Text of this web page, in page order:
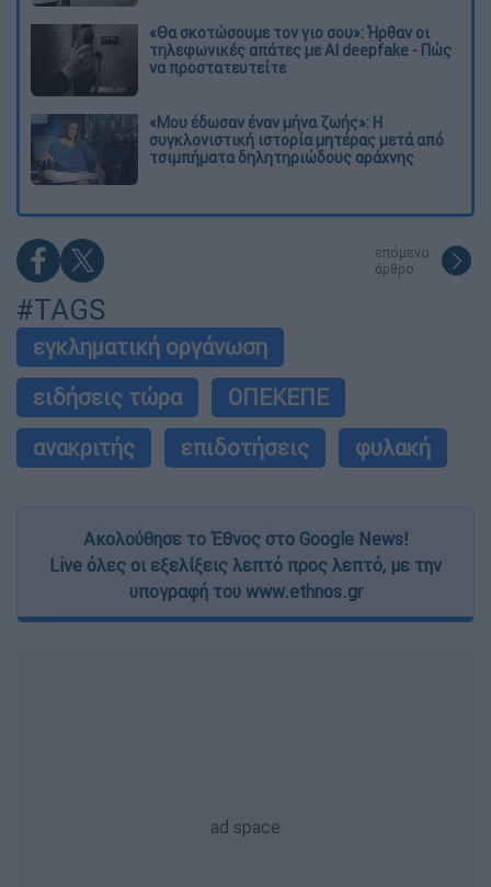
«Θα σκοτώσουμε τον γιο σου»: Ήρθαν οι
τηλεφωνικές απάτες με AI deepfake - Πώς
να προστατευτείτε
«Μου έδωσαν έναν μήνα ζωής»: Η
συγκλονιστική ιστορία μητέρας μετά από
τσιμπήματα δηλητηριώδους αράχνης
επόμενο
άρθρο
#TAGS
εγκληματική οργάνωση
ειδήσεις τώρα
ΟΠΕΚΕΠΕ
ανακριτής
επιδοτήσεις φυλακή
Ακολούθησε το Έθνος στο Google News!
Live όλες οι εξελίξεις λεπτό προς λεπτό, με την
υπογραφή του www.ethnos.gr